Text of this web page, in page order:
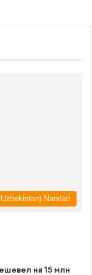
Narxlari
на 15 млн